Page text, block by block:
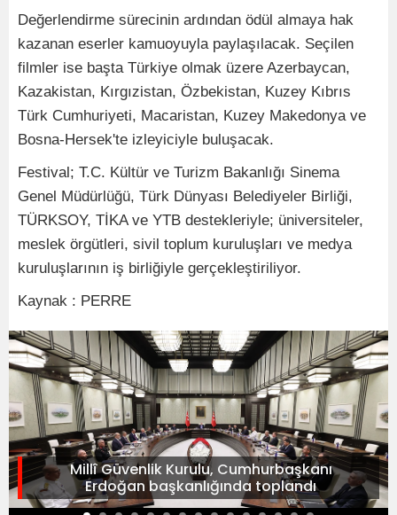
Değerlendirme sürecinin ardından ödül almaya hak
kazanan eserler kamuoyuyla paylaşılacak. Seçilen
filmler ise başta Türkiye olmak üzere Azerbaycan,
Kazakistan, Kırgızistan, Özbekistan, Kuzey Kıbrıs
Türk Cumhuriyeti, Macaristan, Kuzey Makedonya ve
Bosna-Hersek'te izleyiciyle buluşacak.
Festival; T.C. Kültür ve Turizm Bakanlığı Sinema
Genel Müdürlüğü, Türk Dünyası Belediyeler Birliği,
TÜRKSOY, TİKA ve YTB destekleriyle; üniversiteler,
meslek örgütleri, sivil toplum kuruluşları ve medya
kuruluşlarının iş birliğiyle gerçekleştiriliyor.
Kaynak : PERRE
Millî Güvenlik Kurulu, Cumhurbaşkanı
Erdoğan başkanlığında toplandı